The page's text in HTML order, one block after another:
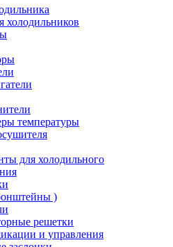
холодильников
температуры
для холодильного
)
решетки
и управления